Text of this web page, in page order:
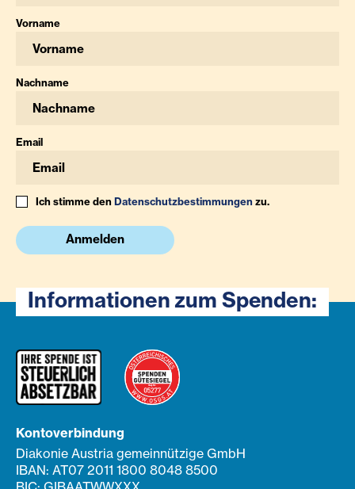
Vorname
Nachname
Email
Ich stimme denDatenschutzbestimmungenzu.
Anmelden
Informationen zum Spenden:
Kontoverbindung
Diakonie Austria gemeinnützige GmbH
IBAN: AT07 2011 1800 8048 8500